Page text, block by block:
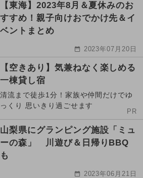
【東海】2023年8月＆夏休みのお
すすめ！親子向けおでかけ先＆イ
ベントまとめ
2023年07月20日
【空きあり】気兼ねなく楽しめる
一棟貸し宿
清流まで徒歩1分！家族や仲間だけでゆ
っくり 思いきり過ごせます
PR
山梨県にグランピング施設「ミュ
ーの森」 川遊び＆日帰りBBQ
も
2023年06月21日